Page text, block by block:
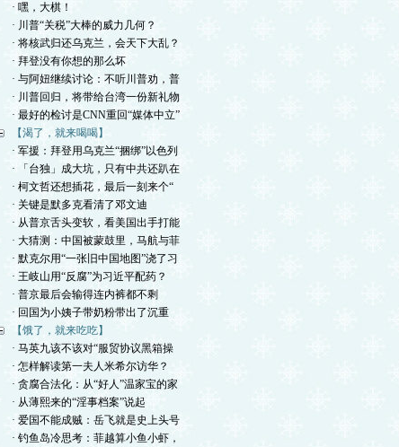
· 嘿，大棋！
· 川普“关税”大棒的威力几何？
· 将核武归还乌克兰，会天下大乱？
· 拜登没有你想的那么坏
· 与阿妞继续讨论：不听川普劝，普
· 川普回归，将带给台湾一份新礼物
· 最好的检讨是CNN重回“媒体中立”
【渴了，就来喝喝】
· 军援：拜登用乌克兰“捆绑”以色列
· 「台独」成大坑，只有中共还趴在
· 柯文哲还想插花，最后一刻来个“
· 关键是默多克看清了邓文迪
· 从普京舌头变软，看美国出手打能
· 大猜测：中国被蒙鼓里，马航与菲
· 默克尔用“一张旧中国地图”浇了习
· 王岐山用“反腐”为习近平配药？
· 普京最后会输得连内裤都不剩
· 回国为小姨子带奶粉带出了沉重
【饿了，就来吃吃】
· 马英九该不该对“服贸协议黑箱操
· 怎样解读第一夫人米希尔访华？
· 贪腐合法化：从“好人”温家宝的家
· 从薄熙来的“淫事档案”说起
· 爱国不能成贼：岳飞就是史上头号
· 钓鱼岛冷思考：菲越算小鱼小虾，